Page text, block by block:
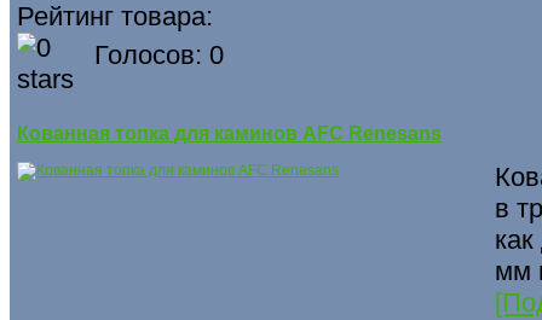
Рейтинг товара:
Голосов: 0
Кованная топка для каминов AFC Renesans
в
мм